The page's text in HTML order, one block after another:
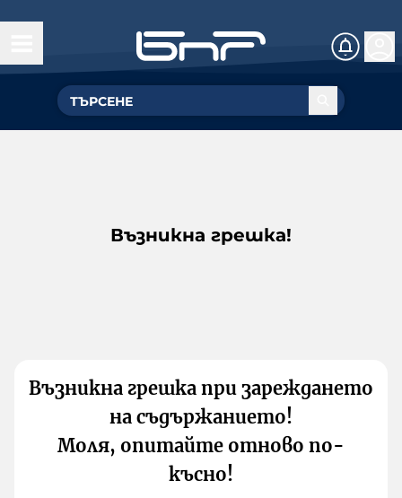
Възникна грешка!
Възникна грешка при зареждането
на съдържанието!
Моля, опитайте отново по-
късно!